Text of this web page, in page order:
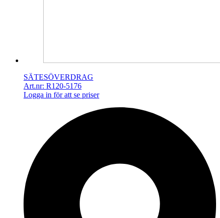
SÄTESÖVERDRAG
Art.nr: R120-5176
Logga in för att se priser